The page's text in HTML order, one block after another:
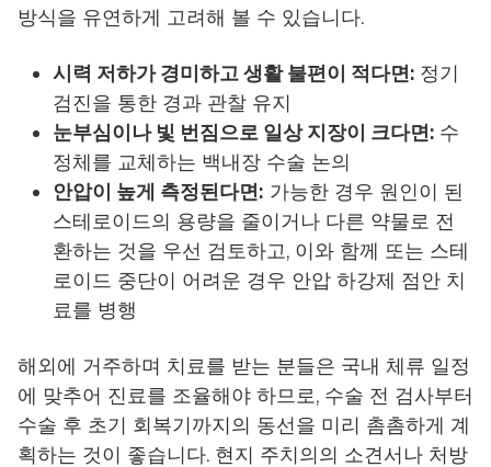
방식을 유연하게 고려해 볼 수 있습니다.
시력 저하가 경미하고 생활 불편이 적다면: 정기
검진을 통한 경과 관찰 유지
눈부심이나 빛 번짐으로 일상 지장이 크다면: 수
정체를 교체하는 백내장 수술 논의
안압이 높게 측정된다면: 가능한 경우 원인이 된
스테로이드의 용량을 줄이거나 다른 약물로 전
환하는 것을 우선 검토하고, 이와 함께 또는 스테
로이드 중단이 어려운 경우 안압 하강제 점안 치
료를 병행
해외에 거주하며 치료를 받는 분들은 국내 체류 일정
에 맞추어 진료를 조율해야 하므로, 수술 전 검사부터
수술 후 초기 회복기까지의 동선을 미리 촘촘하게 계
획하는 것이 좋습니다. 현지 주치의의 소견서나 처방